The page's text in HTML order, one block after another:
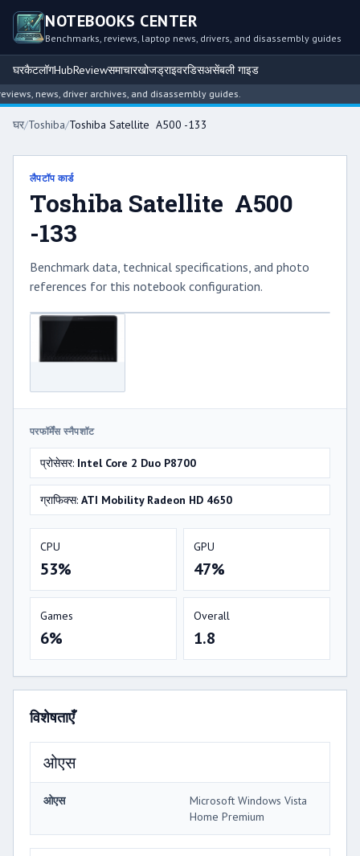
NOTEBOOKS CENTER
Benchmarks, reviews, laptop news, drivers, and disassembly guides
घरकैटलॉगHubReviewसमाचारखोजड्राइवरडिसअसेंबली गाइड
news, driver archives, and disassembly guides.
घर/Toshiba/Toshiba Satellite A500 -133
लैपटॉप कार्ड
Toshiba Satellite A500
-133
Benchmark data, technical specifications, and photo
references for this notebook configuration.
परफॉर्मेंस स्नैपशॉट
प्रोसेसर: Intel Core 2 Duo P8700
ग्राफिक्स: ATI Mobility Radeon HD 4650
CPU
53%
GPU
47%
Games
6%
Overall
1.8
विशेषताएँ
ओएस
ओएस
Microsoft Windows Vista
Home Premium